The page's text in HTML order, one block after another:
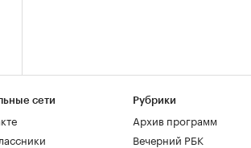
сети Рубрики
Архив программ
Вечерний РБК